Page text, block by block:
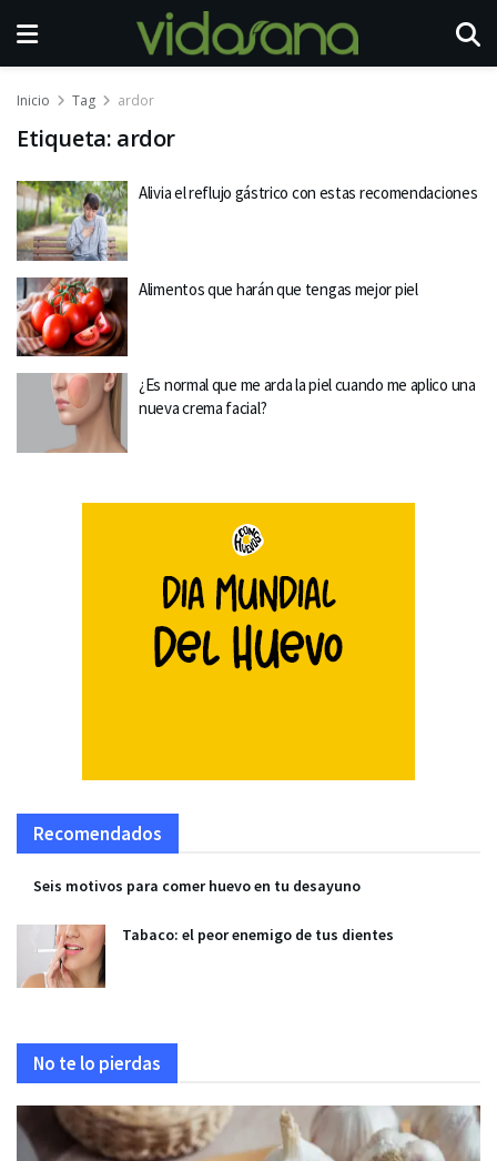
Inicio Tag ardor
Etiqueta: ardor
Alivia el reflujo gástrico con estas recomendaciones
Alimentos que harán que tengas mejor piel
¿Es normal que me arda la piel cuando me aplico una
nueva crema facial?
Recomendados
Seis motivos para comer huevo en tu desayuno
Tabaco: el peor enemigo de tus dientes
No te lo pierdas